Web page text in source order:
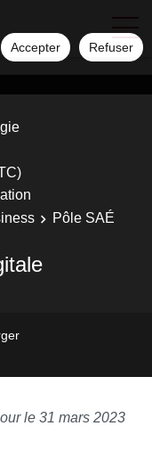
Accepter Refuser
Pôle SAÉ
le 31 mars 2023